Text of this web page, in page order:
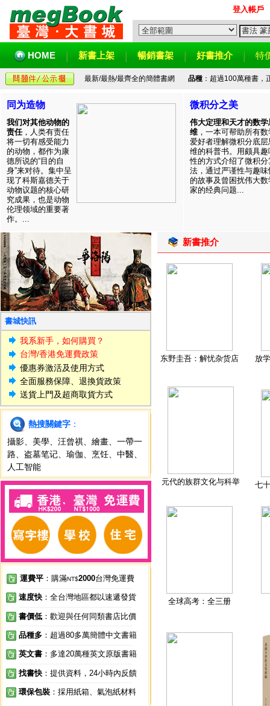
登入帳戶
HOME 新書上架 暢銷書架 好書推介 特
最新/最熱/最齊全的簡體書網 品種：超過100萬種書，
同为造物
我们对其他动物的
责任，人类有责任
将一切有感受能力
的动物，都作为康
德所说的“目的自
身”来对待。集中呈
现了科斯嘉德关于
动物议题的核心研
究成果，也是动物
伦理领域的重要著
作。...
微积分之美
伟大定理和天才的数学
维 ，一本可帮助所有数
爱好者理解微积分底层
维的科普书。用颇具趣
性的方式介绍了微积分
法，通过严谨性与趣味
的故事及曾困扰伟大数
家的经典问题...
書城快訊
我系新手，如何購買？
台灣/香港免運費政策
優惠券激活及使用方式
全面服務保障、退換貨政策
送貨上門及超商取貨方式
熱搜關鍵字 ：
攝影
美學 汪曾祺 繪畫
一帶一
路
盗墓笔记 瑜伽 烹饪 中醫
人工智能
運費平 ：購滿NT$2000台灣免運費
速度快 ：全台灣地區都以速遞發貨
書價低 ：歡迎與任何同類書店比價
品種多 ：超過80多萬簡體中文書籍
英文書 ：多達20萬種英文原版書籍
找書快 ：提供資料，24小時內反饋
環保包裝 ：採用紙箱、氣泡紙材料
新書推介
东野圭吾：解忧杂货店 放
元代的族群文化与科举 七
全球高考：全三册